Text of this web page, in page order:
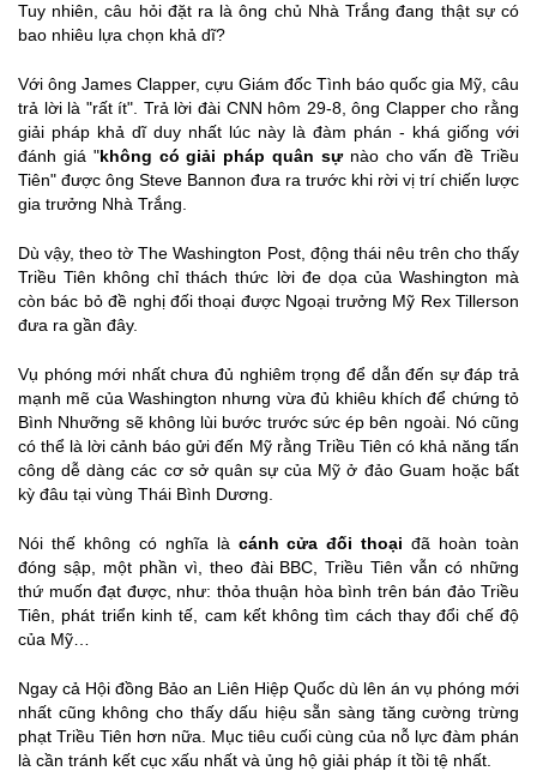
Tuy nhiên, câu hỏi đặt ra là ông chủ Nhà Trắng đang thật sự có
bao nhiêu lựa chọn khả dĩ?
Với ông James Clapper, cựu Giám đốc Tình báo quốc gia Mỹ, câu
trả lời là "rất ít". Trả lời đài CNN hôm 29-8, ông Clapper cho rằng
giải pháp khả dĩ duy nhất lúc này là đàm phán - khá giống với
đánh giá "không có giải pháp quân sựnào cho vấn đề Triều
Tiên" được ông Steve Bannon đưa ra trước khi rời vị trí chiến lược
gia trưởng Nhà Trắng.
Dù vậy, theo tờ The Washington Post, động thái nêu trên cho thấy
Triều Tiên không chỉ thách thức lời đe dọa của Washington mà
còn bác bỏ đề nghị đối thoại được Ngoại trưởng Mỹ Rex Tillerson
đưa ra gần đây.
Vụ phóng mới nhất chưa đủ nghiêm trọng để dẫn đến sự đáp trả
mạnh mẽ của Washington nhưng vừa đủ khiêu khích để chứng tỏ
Bình Nhưỡng sẽ không lùi bước trước sức ép bên ngoài. Nó cũng
có thể là lời cảnh báo gửi đến Mỹ rằng Triều Tiên có khả năng tấn
công dễ dàng các cơ sở quân sự của Mỹ ở đảo Guam hoặc bất
kỳ đâu tại vùng Thái Bình Dương.
Nói thế không có nghĩa là cánh cửa đối thoạiđã hoàn toàn
đóng sập, một phần vì, theo đài BBC, Triều Tiên vẫn có những
thứ muốn đạt được, như: thỏa thuận hòa bình trên bán đảo Triều
Tiên, phát triển kinh tế, cam kết không tìm cách thay đổi chế độ
của Mỹ…
Ngay cả Hội đồng Bảo an Liên Hiệp Quốc dù lên án vụ phóng mới
nhất cũng không cho thấy dấu hiệu sẵn sàng tăng cường trừng
phạt Triều Tiên hơn nữa. Mục tiêu cuối cùng của nỗ lực đàm phán
là cần tránh kết cục xấu nhất và ủng hộ giải pháp ít tồi tệ nhất.